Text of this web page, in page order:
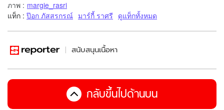
ภาพ : margie_rasri
แท็ก : ป๊อก ภัสสรกรณ์ มาร์กี้ ราศรี ดูแท็กทั้งหมด
สนับสนุนเนื้อหา
กลับขึ้นไปด้านบน